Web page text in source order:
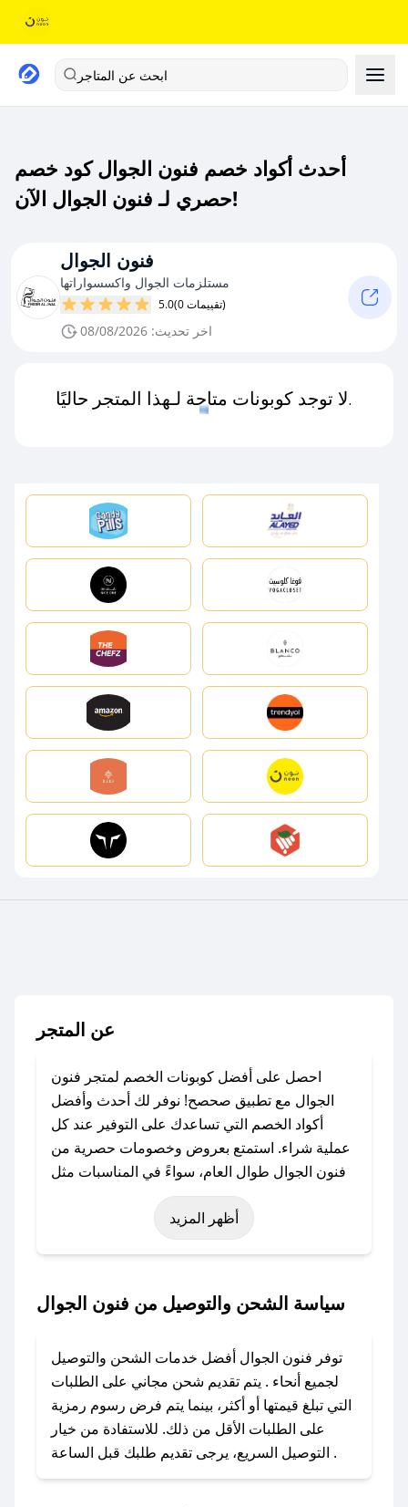
ابحث عن المتاجر
أحدث أكواد خصم فنون الجوال كود خصم
حصري لـ فنون الجوال الآن!
فنون الجوال
مستلزمات الجوال واكسسواراتها
5.0 (0 تقييمات)
اخر تحديث: 08/08/2026
لا توجد كوبونات متاحة لـهذا المتجر حاليًا.
عن المتجر
احصل على أفضل كوبونات الخصم لمتجر فنون
الجوال مع تطبيق صحصح! نوفر لك أحدث وأفضل
أكواد الخصم التي تساعدك على التوفير عند كل
عملية شراء. استمتع بعروض وخصومات حصرية من
فنون الجوال طوال العام، سواءً في المناسبات مثل
عيد الفطر، عيد الأضحى، الجمعة البيضاء (شهر
نوفمبر)، رمضان، اليوم الوطني، يوم التأسيس، أو
حتى عروض خاصة أخرى.
باستخدام تطبيق صحصح، يمكنك العثور بسهولة على
الكوبون، تواصل معنا عبر تويتر أو البريد الإلكتروني
لإضافته بسرعة.
### كيفية استخدام كود خصم فنون الجوال؟
1. انسخ كود الخصم من تطبيق صحصح.
2. الصقه في خانة الدفع عند التسوق من فنون
أظهر المزيد
سياسة الشحن والتوصيل من فنون الجوال
توفر فنون الجوال أفضل خدمات الشحن والتوصيل
لجميع أنحاء . يتم تقديم شحن مجاني على الطلبات
التي تبلغ قيمتها أو أكثر، بينما يتم فرض رسوم رمزية
على الطلبات الأقل من ذلك. للاستفادة من خيار
التوصيل السريع، يرجى تقديم طلبك قبل الساعة .